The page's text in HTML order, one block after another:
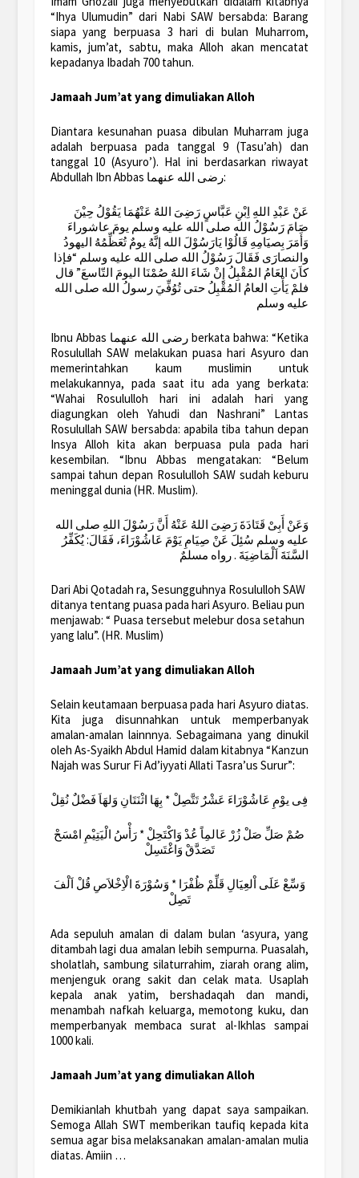
“Ihya Ulumudin” dari Nabi SAW bersabda: Barang
siapa yang berpuasa 3 hari di bulan Muharrom,
kamis, jum’at, sabtu, maka Alloh akan mencatat
kepadanya Ibadah 700 tahun.
Jamaah Jum’at yang dimuliakan Alloh
Diantara kesunahan puasa dibulan Muharram juga
adalah berpuasa pada tanggal 9 (Tasu’ah) dan
tanggal 10 (Asyuro’). Hal ini berdasarkan riwayat
Abdullah Ibn Abbas رضى الله عنهما:
عَنْ عَبْدِ اللهِ اِبْنِ عَبَّاسٍ رَضِىَ اللهُ عَنْهُمَا يَقُوْلُ حِيْنَ
صَامَ رَسُوْلُ الله صلى الله عليه وسلم يومَ عاشوراءَ
وَأَمَرَ بِصيَامِهِ قَالُوْا يَارَسُوْلَ الله إنَّهُ يومٌ تُعَظِّمُهُ اليهودُ
والنصارَى فَقَالَ رَسُوْلُ الله صلى الله عليه وسلم “فإذا
كاَنَ العَامُ المُقْبِلُ إِنْ شَاءَ اللهُ صُمْنَا اليومَ التّاسعَ” قال
فلمْ يَأْتِ العامُ المُقْبِلُ حتى تُوُفِّيَ رسولُ الله صلى الله
عليه وسلم
Ibnu Abbas رضى الله عنهما berkata bahwa: “Ketika
Rosulullah SAW melakukan puasa hari Asyuro dan
memerintahkan kaum muslimin untuk
melakukannya, pada saat itu ada yang berkata:
“Wahai Rosululloh hari ini adalah hari yang
diagungkan oleh Yahudi dan Nashrani” Lantas
Rosulullah SAW bersabda: apabila tiba tahun depan
Insya Alloh kita akan berpuasa pula pada hari
kesembilan. “Ibnu Abbas mengatakan: “Belum
sampai tahun depan Rosululloh SAW sudah keburu
meninggal dunia (HR. Muslim).
عليه وسلم سُئِلَ عَنْ صِيَامِ يَوْمَ عَاشُوْرَاءَ، فَقَالَ: يُكَفِّرُ
السَّنَةَ اَلْمَاضِيَةَ . رواه مسلمٌ
Dari Abi Qotadah ra, Sesungguhnya Rosululloh SAW
ditanya tentang puasa pada hari Asyuro. Beliau pun
menjawab: “ Puasa tersebut melebur dosa setahun
yang lalu”. (HR. Muslim)
Jamaah Jum’at yang dimuliakan Alloh
Selain keutamaan berpuasa pada hari Asyuro diatas.
Kita juga disunnahkan untuk memperbanyak
amalan-amalan lainnnya. Sebagaimana yang dinukil
oleh As-Syaikh Abdul Hamid dalam kitabnya “Kanzun
Najah was Surur Fi Ad’iyyati Allati Tasra’us Surur”:
فِى يوْمِ عَاشُوْرَاءَ عَشْرٌ تَتَّصِلْ * بِهَا اثْنَتَانِ وَلهَاَ فَضْلٌ نُقِلْ
صُمْ صَلِّ صَلْ زُرْ عَالمِاً عُدْ وَاكْتَحِلْ * رَأْسُ الْيَتِيْمِ امْسَحْ
تَصَدَّقْ وَاغْتَسِلْ
وَسِّعْ عَلَى اْلعِيَالِ قَلِّمْ ظُفْرَا * وَسُوْرَةَ الْاِخْلاَصِ قُلْ اَلْفَ
تَصِلْ
Ada sepuluh amalan di dalam bulan ‘asyura, yang
ditambah lagi dua amalan lebih sempurna. Puasalah,
sholatlah, sambung silaturrahim, ziarah orang alim,
menjenguk orang sakit dan celak mata. Usaplah
kepala anak yatim, bershadaqah dan mandi,
menambah nafkah keluarga, memotong kuku, dan
memperbanyak membaca surat al-Ikhlas sampai
1000 kali.
Jamaah Jum’at yang dimuliakan Alloh
Demikianlah khutbah yang dapat saya sampaikan.
Semoga Allah SWT memberikan taufiq kepada kita
semua agar bisa melaksanakan amalan-amalan mulia
diatas. Amiin …